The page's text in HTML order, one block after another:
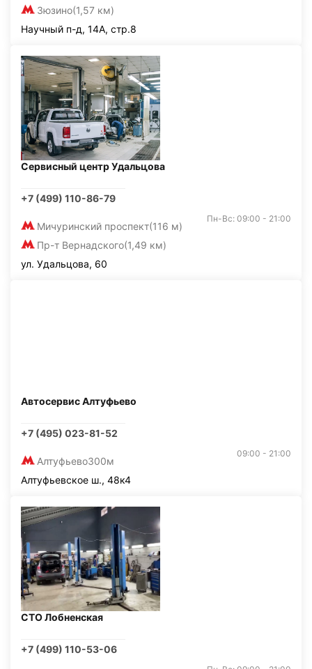
Зюзино(1,57 км)
Научный п-д, 14А, стр.8
Сервисный центр Удальцова
+7 (499) 110-86-79
Мичуринский проспект(116 м)
Пр-т Вернадского(1,49 км)
Пн-Вс: 09:00 - 21:00
ул. Удальцова, 60
Автосервис Алтуфьево
+7 (495) 023-81-52
Алтуфьево300м
09:00 - 21:00
Алтуфьевское ш., 48к4
СТО Лобненская
+7 (499) 110-53-06